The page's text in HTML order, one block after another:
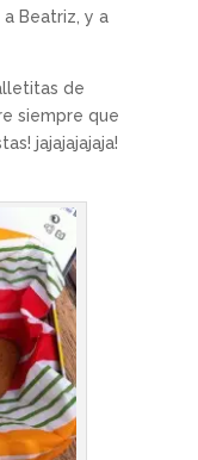
Beatriz, y a
de
siempre que
jajajajajaja!